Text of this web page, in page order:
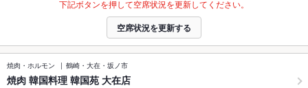
下記ボタンを押して空席状況を更新してください。
空席状況を更新する
焼肉・ホルモン 鶴崎・大在・坂ノ市
焼肉 韓国料理 韓国苑 大在店